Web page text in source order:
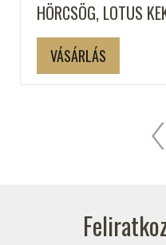
HÖRCSÖG, LOTUS
VÁSÁRLÁS